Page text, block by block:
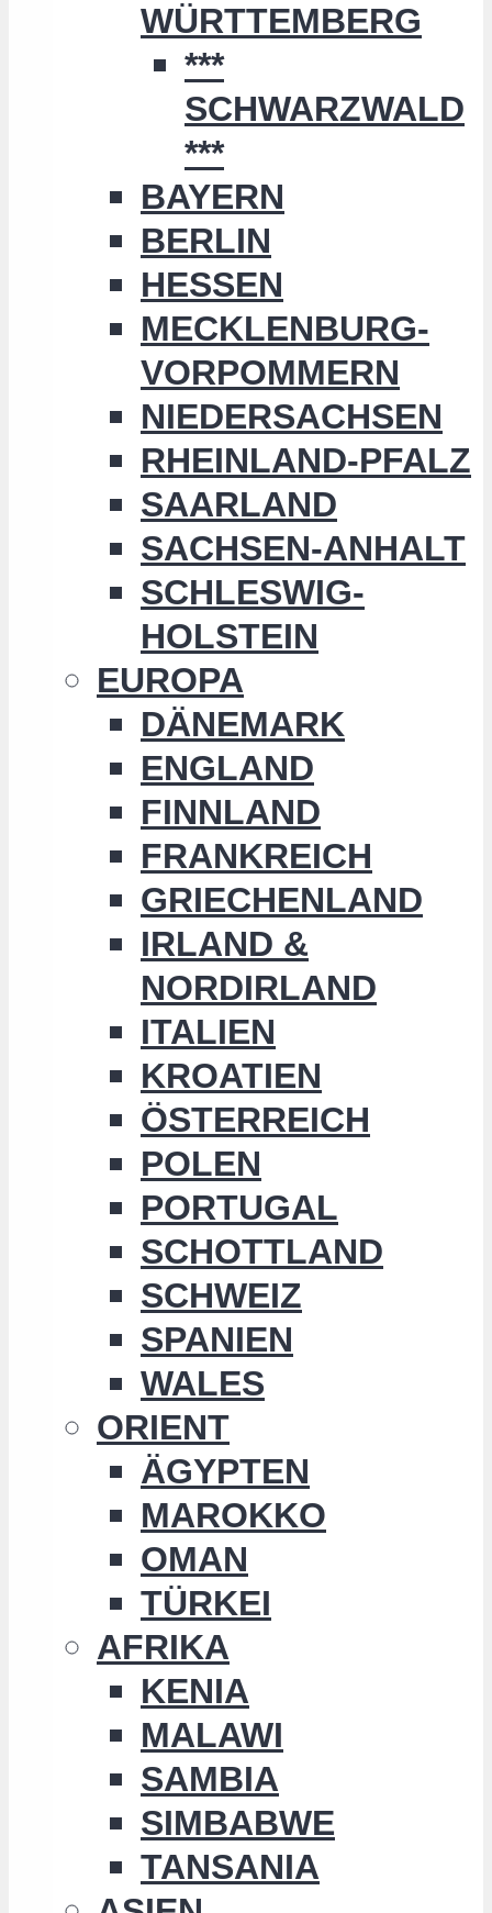
WÜRTTEMBERG
***
SCHWARZWALD
***
BAYERN
BERLIN
HESSEN
MECKLENBURG-
VORPOMMERN
NIEDERSACHSEN
RHEINLAND-PFALZ
SAARLAND
SACHSEN-ANHALT
SCHLESWIG-
HOLSTEIN
EUROPA
DÄNEMARK
ENGLAND
FINNLAND
FRANKREICH
GRIECHENLAND
IRLAND &
NORDIRLAND
ITALIEN
KROATIEN
ÖSTERREICH
POLEN
PORTUGAL
SCHOTTLAND
SCHWEIZ
SPANIEN
WALES
ORIENT
ÄGYPTEN
MAROKKO
OMAN
TÜRKEI
AFRIKA
KENIA
MALAWI
SAMBIA
SIMBABWE
TANSANIA